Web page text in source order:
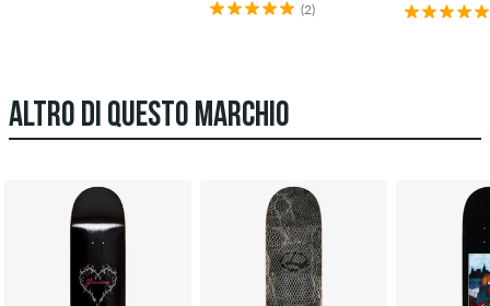
(2)
ALTRO DI QUESTO MARCHIO